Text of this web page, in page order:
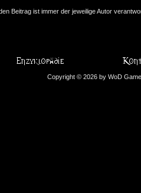
Beitrag ist immer der jeweilige Autor
Copyright © 2026 by WoD